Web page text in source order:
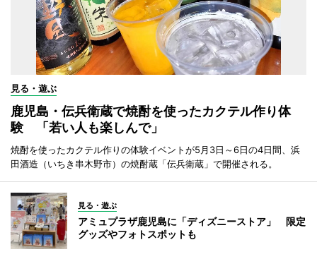
見る・遊ぶ
鹿児島・伝兵衛蔵で焼酎を使ったカクテル作り体
験 「若い人も楽しんで」
焼酎を使ったカクテル作りの体験イベントが5月3日～6日の4日間、浜
田酒造（いちき串木野市）の焼酎蔵「伝兵衛蔵」で開催される。
見る・遊ぶ
アミュプラザ鹿児島に「ディズニーストア」 限定
グッズやフォトスポットも